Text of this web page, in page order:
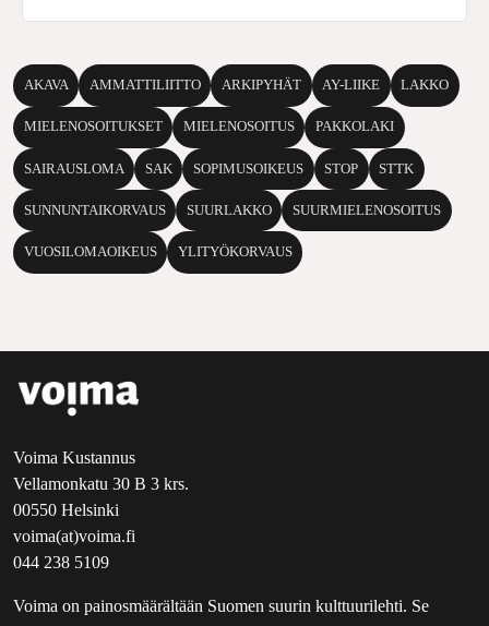
AKAVA AMMATTILIITTO ARKIPYHÄT AY-LIIKE LAKKO
MIELENOSOITUKSET MIELENOSOITUS PAKKOLAKI
SAIRAUSLOMA SAK SOPIMUSOIKEUS STOP STTK
SUNNUNTAIKORVAUS SUURLAKKO SUURMIELENOSOITUS
VUOSILOMAOIKEUS YLITYÖKORVAUS
Voima Kustannus
Vellamonkatu 30 B 3 krs.
00550 Helsinki
voima(at)voima.fi
044 238 5109
Voima on painosmäärältään Suomen suurin kulttuurilehti. Se